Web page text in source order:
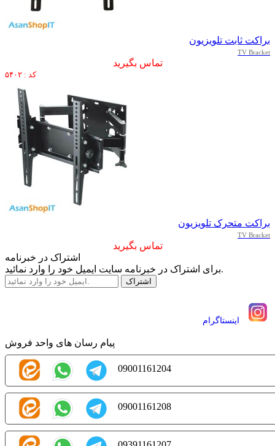
براکت ثابت تلویزیون
TV Bracket
تماس بگیرید
کد : ۵۴۰۲
براکت متحرک تلویزیون
TV Bracket
تماس بگیرید
اشتراک در خبرنامه
برای اشتراک در خبرنامه سایت ایمیل خود را وارد نمائید.
اينستاگرام
پیام رسان های واحد فروش
09001161204
09001161208